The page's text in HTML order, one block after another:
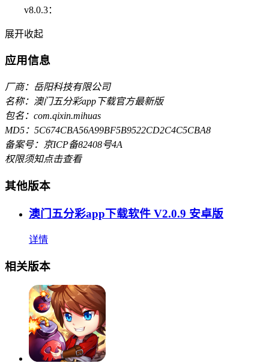
v8.0.3：
展开收起
应用信息
厂商：岳阳科技有限公司
名称：澳门五分彩app下载官方最新版
包名：com.qixin.mihuas
MD5：5C674CBA56A99BF5B9522CD2C4C5CBA8
备案号：京ICP备82408号4A
权限须知点击查看
其他版本
澳门五分彩app下载软件 V2.0.9 安卓版
详情
相关版本